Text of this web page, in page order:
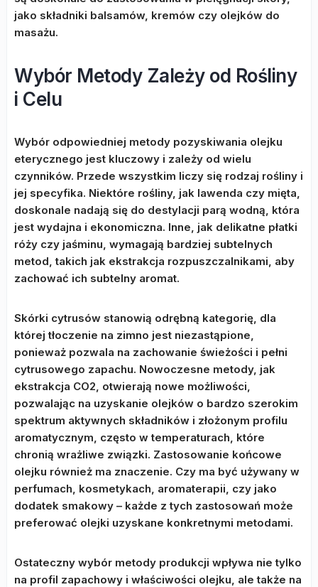
jako składniki balsamów, kremów czy olejków do
masażu.
Wybór Metody Zależy od Rośliny
i Celu
Wybór odpowiedniej metody pozyskiwania olejku
eterycznego jest kluczowy i zależy od wielu
czynników. Przede wszystkim liczy się rodzaj rośliny i
jej specyfika. Niektóre rośliny, jak lawenda czy mięta,
doskonale nadają się do destylacji parą wodną, która
jest wydajna i ekonomiczna. Inne, jak delikatne płatki
róży czy jaśminu, wymagają bardziej subtelnych
metod, takich jak ekstrakcja rozpuszczalnikami, aby
zachować ich subtelny aromat.
Skórki cytrusów stanowią odrębną kategorię, dla
której tłoczenie na zimno jest niezastąpione,
ponieważ pozwala na zachowanie świeżości i pełni
cytrusowego zapachu. Nowoczesne metody, jak
ekstrakcja CO2, otwierają nowe możliwości,
pozwalając na uzyskanie olejków o bardzo szerokim
spektrum aktywnych składników i złożonym profilu
aromatycznym, często w temperaturach, które
chronią wrażliwe związki. Zastosowanie końcowe
olejku również ma znaczenie. Czy ma być używany w
perfumach, kosmetykach, aromaterapii, czy jako
dodatek smakowy – każde z tych zastosowań może
preferować olejki uzyskane konkretnymi metodami.
Ostateczny wybór metody produkcji wpływa nie tylko
na profil zapachowy i właściwości olejku, ale także na